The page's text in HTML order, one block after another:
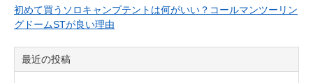
初めて買うソロキャンプテントは何がいい？コールマンツーリン
グドームSTが良い理由
最近の投稿